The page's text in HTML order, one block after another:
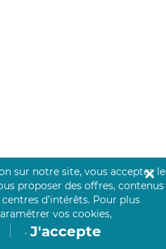
sur notre site, vous acceptez le
proposer des offres, contenus
d’intérêts. Pour plus
vos cookies,
. J'accepte
✕